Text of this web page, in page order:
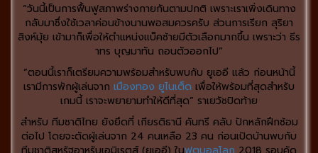
“วันนี้เป็นการฟื้นฟูสภาพร่างกายกันตามปกติ เพราะเราเพิ่งเดินทาง
กลับมาซึ่งใช้เวลาค่อนข้างนานพอสมควรครับ ส่วนการเรียก สุริยา
สิงห์มุ้ย เข้ามาก็เพื่อให้ตำแหน่งแบ็คซ้ายมีตัวเลือกมากขึ้น เพราะว่า ธีร
าทร บุญมาทัน ถอนตัวออกไป”
“ตอนนี้เราก็เตรียมความพร้อมสำหรับพบกับ ยูเออี แล้ว ก่อนหน้านี้
เรามีการพักผู้เล่นจาก เมืองทอง ยูไนเต็ด เพื่อให้พร้อมที่สุดสำหรับ
เกมนี้ เราจะพยายามทำให้ดีที่สุด” ราเยวัชปิดท้าย
สำหรับ ทีมชาติไทย ยังยึดที่ เกียรติธานี คันทรี คลับ ปักหลักฝึกซ้อม
ต่อไป โดยจะตัดผู้เล่นจาก 24 คนเหลือ 23 คน ก่อนเปิดบ้านพบกับ